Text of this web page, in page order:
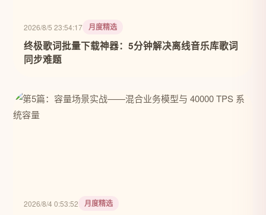
2026/8/5 23:54:17 月度精选
终极歌词批量下载神器：5分钟解决离线音乐库歌词
同步难题
2026/8/4 0:53:52 月度精选